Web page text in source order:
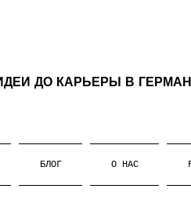
ДО КАРЬЕРЫ В
БЛОГ О НАС